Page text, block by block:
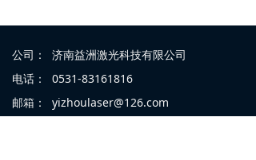
公司：
济南益洲激光科技有限公司
电话：
0531-83161816
邮箱：
yizhoulaser@126.com